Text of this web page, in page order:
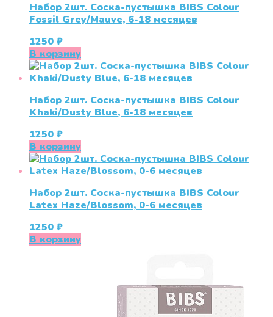
Набор 2шт. Соска-пустышка BIBS Colour
Fossil Grey/Mauve, 6-18 месяцев
1250 ₽
В корзину
Набор 2шт. Соска-пустышка BIBS Colour
Khaki/Dusty Blue, 6-18 месяцев
1250 ₽
В корзину
Набор 2шт. Соска-пустышка BIBS Colour
Latex Haze/Blossom, 0-6 месяцев
1250 ₽
В корзину